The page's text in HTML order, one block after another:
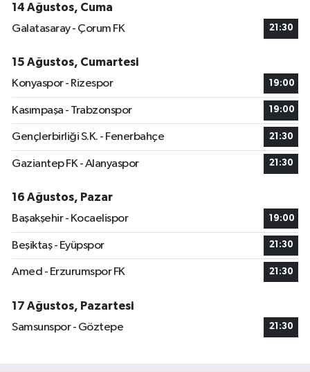
14 Ağustos, Cuma
Galatasaray - Çorum FK
21:30
15 Ağustos, Cumartesi
Konyaspor - Rizespor
19:00
Kasımpaşa - Trabzonspor 19:00
Gençlerbirliği S.K. - Fenerbahçe 21:30
Gaziantep FK - Alanyaspor 21:30
16 Ağustos, Pazar
Başakşehir - Kocaelispor
19:00
Beşiktaş - Eyüpspor 21:30
Amed - Erzurumspor FK 21:30
17 Ağustos, Pazartesi
Samsunspor - Göztepe
21:30